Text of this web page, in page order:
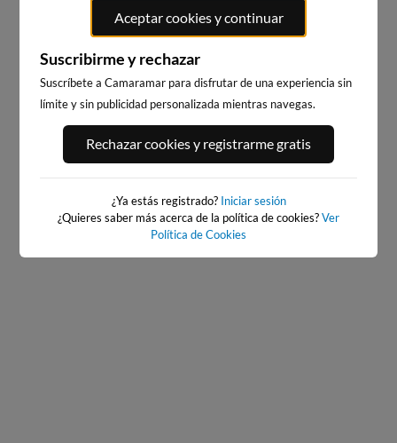
ILLA PACHA
30km · Ribadeo
0.2 m CHOPI
RIBADEO
0.2 m CHOPI
Aceptar cookies y continuar
Suscribirme y rechazar
Suscríbete a Camaramar para disfrutar de una experiencia sin
límite y sin publicidad personalizada mientras navegas.
Rechazar cookies y registrarme gratis
¿Ya estás registrado? Iniciar sesión
¿Quieres saber más acerca de la política de cookies?Ver
Política de Cookies